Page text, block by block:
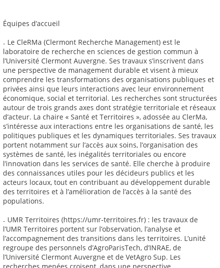
Équipes d’accueil
₋ Le CleRMa (Clermont Recherche Management) est le
laboratoire de recherche en sciences de gestion commun à
l’Université Clermont Auvergne. Ses travaux s’inscrivent dans
une perspective de management durable et visent à mieux
comprendre les transformations des organisations publiques et
privées ainsi que leurs interactions avec leur environnement
économique, social et territorial. Les recherches sont structurées
autour de trois grands axes dont stratégie territoriale et réseaux
d’acteur. La chaire « Santé et Territoires », adossée au ClerMa,
s’intéresse aux interactions entre les organisations de santé, les
politiques publiques et les dynamiques territoriales. Ses travaux
portent notamment sur l’accès aux soins, l’organisation des
systèmes de santé, les inégalités territoriales ou encore
l’innovation dans les services de santé. Elle cherche à produire
des connaissances utiles pour les décideurs publics et les
acteurs locaux, tout en contribuant au développement durable
des territoires et à l’amélioration de l’accès à la santé des
populations.
₋ UMR Territoires (https://umr-territoires.fr) : les travaux de
l’UMR Territoires portent sur l’observation, l’analyse et
l’accompagnement des transitions dans les territoires. L’unité
regroupe des personnels d’AgroParisTech, d’INRAE, de
l’Université Clermont Auvergne et de VetAgro Sup. Les